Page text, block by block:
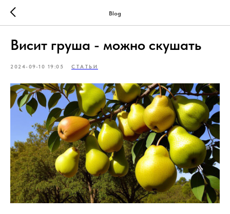
Blog
Висит груша - можно скушать
2024-09-10 19:05 СТАТЬИ